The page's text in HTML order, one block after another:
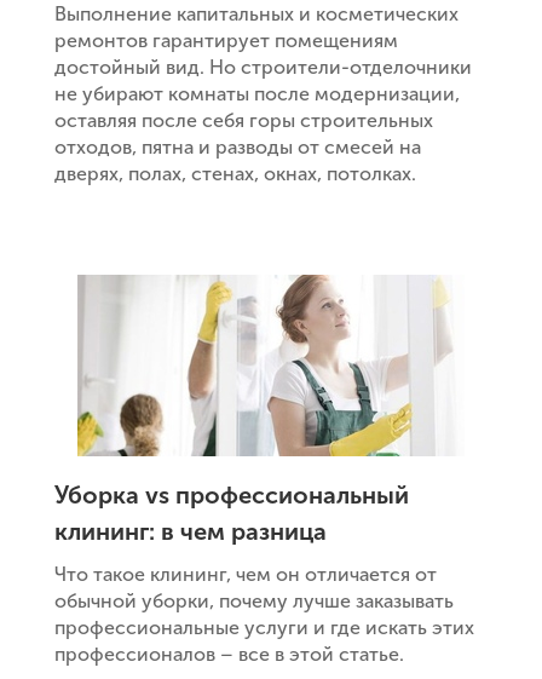
Выполнение капитальных и косметических
ремонтов гарантирует помещениям
достойный вид. Но строители-отделочники
не убирают комнаты после модернизации,
оставляя после себя горы строительных
отходов, пятна и разводы от смесей на
дверях, полах, стенах, окнах, потолках.
Уборка vs профессиональный
клининг: в чем разница
Что такое клининг, чем он отличается от
обычной уборки, почему лучше заказывать
профессиональные услуги и где искать этих
профессионалов – все в этой статье.